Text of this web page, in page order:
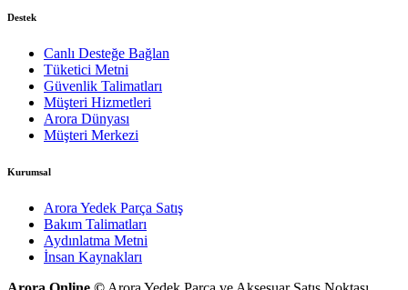
Destek
Canlı Desteğe Bağlan
Tüketici Metni
Güvenlik Talimatları
Müşteri Hizmetleri
Arora Dünyası
Müşteri Merkezi
Kurumsal
Arora Yedek Parça Satış
Bakım Talimatları
Aydınlatma Metni
İnsan Kaynakları